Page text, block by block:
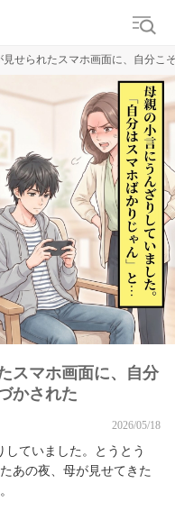
イイ女 婚活
せられたスマホ画面に、自分こ
スマホ画面に、自分
かされた
2026/05/18
ていました。とうとう
あの夜、母が見せてきた